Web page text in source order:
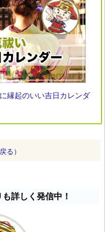
縁起のいい吉日カレンダ
る）
詳しく発信中！